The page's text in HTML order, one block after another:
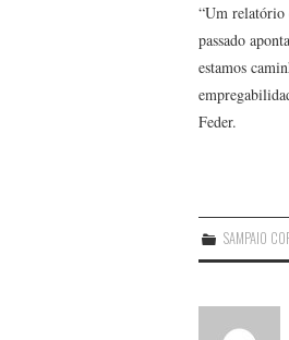
“Um relatório
passado
estamos
Feder.
SAMPAIO